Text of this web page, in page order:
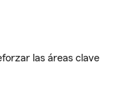
las áreas clave